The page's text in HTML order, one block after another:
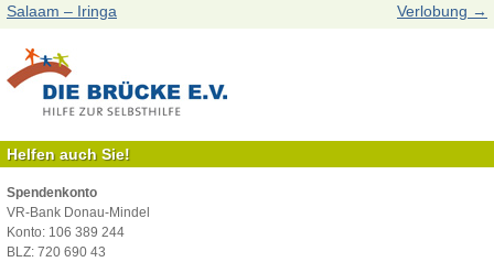
Salaam – Iringa
Verlobung →
Helfen auch Sie!
Spendenkonto
VR-Bank Donau-Mindel
Konto: 106 389 244
BLZ: 720 690 43